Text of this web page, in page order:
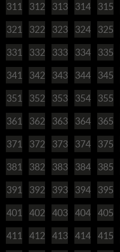
311 312 313 314 315
321 322 323 324 325
331 332 333 334 335
341 342 343 344 345
351 352 353 354 355
361 362 363 364 365
371 372 373 374 375
381 382 383 384 385
391 392 393 394 395
401 402 403 404 405
411 412 413 414 415